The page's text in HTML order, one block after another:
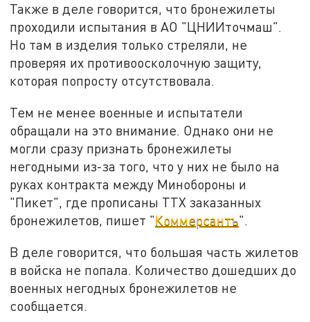
Также в деле говорится, что бронежилеты
проходили испытания в АО "ЦНИИточмаш".
Но там в изделия только стреляли, не
проверяя их противоосколочную защиту,
которая попросту отсутствовала.
Тем не менее военные и испытатели
обращали на это внимание. Однако они не
могли сразу признать бронежилеты
негодными из-за того, что у них не было на
руках контракта между Минобороны и
"Пикет", где прописаны ТТХ заказанных
бронежилетов, пишет "Коммерсантъ".
В деле говорится, что большая часть жилетов
в войска не попала. Количество дошедших до
военных негодных бронежилетов не
сообщается.